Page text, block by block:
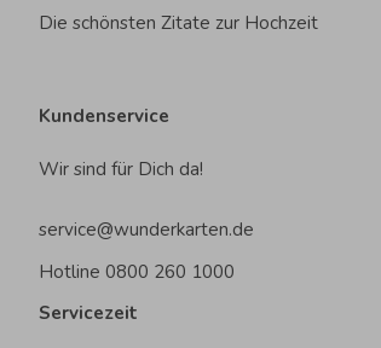
Die schönsten Zitate zur Hochzeit
Kundenservice
Wir sind für Dich da!
service@wunderkarten.de
Hotline 0800 260 1000
Servicezeit